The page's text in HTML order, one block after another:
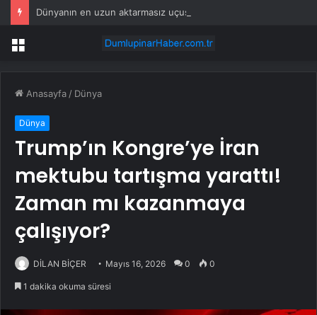
Menü
Anasayfa / Dünya
Dünya
Trump’ın Kongre’ye İran
mektubu tartışma yarattı!
Zaman mı kazanmaya
çalışıyor?
DİLAN BİÇER Mayıs 16, 2026 0 0
1 dakika okuma süresi